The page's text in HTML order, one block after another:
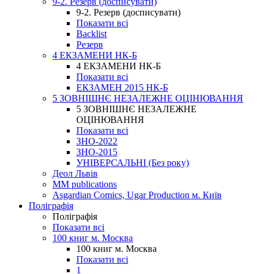
9-2. Резерв (досписувати)
Показати всі
Backlist
Резерв
4 ЕКЗАМЕНИ НК-Б
4 ЕКЗАМЕНИ НК-Б
Показати всі
ЕКЗАМЕН 2015 НК-Б
5 ЗОВНІШНЄ НЕЗАЛЕЖНЕ ОЦІНЮВАННЯ
5 ЗОВНІШНЄ НЕЗАЛЕЖНЕ
ОЦІНЮВАННЯ
Показати всі
ЗНО-2022
ЗНО-2015
УНІВЕРСАЛЬНІ (Без року)
Деол Львів
MM publications
Asgardian Comics, Ugar Production м. Київ
Поліграфія
Поліграфія
Показати всі
100 книг м. Москва
100 книг м. Москва
Показати всі
1